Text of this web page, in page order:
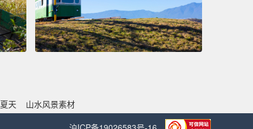
夏天
山水风景素材